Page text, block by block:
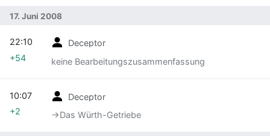
17. Juni 2008
Deceptor
keine Bearbeitungszusammenfassung
22:10
+54
Deceptor
→‎Das Würth-Getriebe
10:07
+2